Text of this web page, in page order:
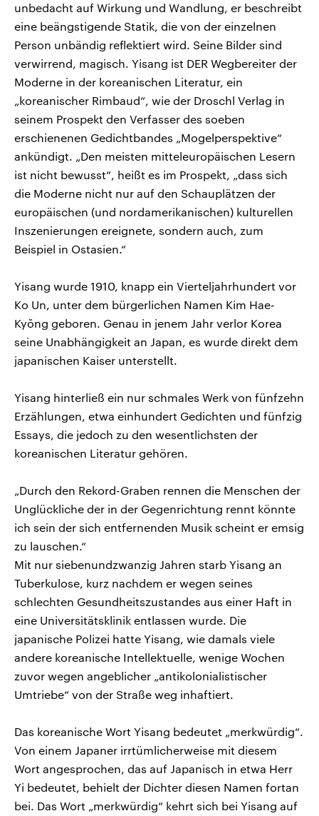
unbedacht auf Wirkung und Wandlung, er beschreibt
eine beängstigende Statik, die von der einzelnen
Person unbändig reflektiert wird. Seine Bilder sind
verwirrend, magisch. Yisang ist DER Wegbereiter der
Moderne in der koreanischen Literatur, ein
„koreanischer Rimbaud“, wie der Droschl Verlag in
seinem Prospekt den Verfasser des soeben
erschienenen Gedichtbandes „Mogelperspektive“
ankündigt. „Den meisten mitteleuropäischen Lesern
ist nicht bewusst“, heißt es im Prospekt, „dass sich
die Moderne nicht nur auf den Schauplätzen der
europäischen (und nordamerikanischen) kulturellen
Inszenierungen ereignete, sondern auch, zum
Beispiel in Ostasien.“
Yisang wurde 1910, knapp ein Vierteljahrhundert vor
Ko Un, unter dem bürgerlichen Namen Kim Hae-
Kyŏng geboren. Genau in jenem Jahr verlor Korea
seine Unabhängigkeit an Japan, es wurde direkt dem
japanischen Kaiser unterstellt.
Yisang hinterließ ein nur schmales Werk von fünfzehn
Erzählungen, etwa einhundert Gedichten und fünfzig
Essays, die jedoch zu den wesentlichsten der
koreanischen Literatur gehören.
„Durch den Rekord-Graben rennen die Menschen der
Unglückliche der in der Gegenrichtung rennt könnte
ich sein der sich entfernenden Musik scheint er emsig
zu lauschen.“
Mit nur siebenundzwanzig Jahren starb Yisang an
Tuberkulose, kurz nachdem er wegen seines
schlechten Gesundheitszustandes aus einer Haft in
eine Universitätsklinik entlassen wurde. Die
japanische Polizei hatte Yisang, wie damals viele
andere koreanische Intellektuelle, wenige Wochen
zuvor wegen angeblicher „antikolonialistischer
Umtriebe“ von der Straße weg inhaftiert.
Das koreanische Wort Yisang bedeutet „merkwürdig“.
Von einem Japaner irrtümlicherweise mit diesem
Wort angesprochen, das auf Japanisch in etwa Herr
Yi bedeutet, behielt der Dichter diesen Namen fortan
bei. Das Wort „merkwürdig“ kehrt sich bei Yisang auf